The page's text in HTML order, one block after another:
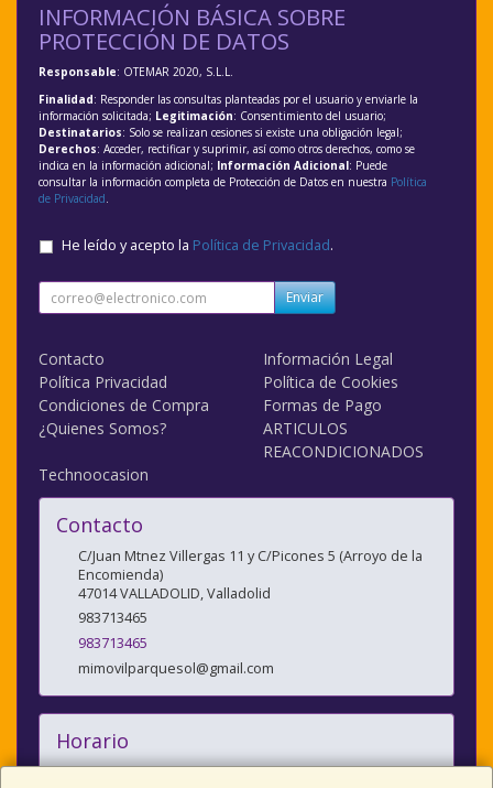
INFORMACIÓN BÁSICA SOBRE
PROTECCIÓN DE DATOS
Responsable: OTEMAR 2020, S.L.L.
Finalidad: Responder las consultas planteadas por el usuario y enviarle la
información solicitada; Legitimación: Consentimiento del usuario;
Destinatarios: Solo se realizan cesiones si existe una obligación legal;
Derechos: Acceder, rectificar y suprimir, así como otros derechos, como se
indica en la información adicional; Información Adicional: Puede
consultar la información completa de Protección de Datos en nuestra Política
de Privacidad.
He leído y acepto la Política de Privacidad.
Enviar
Contacto
Información Legal
Política Privacidad
Política de Cookies
Condiciones de Compra
Formas de Pago
¿Quienes Somos?
ARTICULOS
REACONDICIONADOS
Technoocasion
Contacto
C/Juan Mtnez Villergas 11 y C/Picones 5 (Arroyo de la
Encomienda)
47014VALLADOLID,Valladolid
983713465
983713465
mimovilparquesol@gmail.com
Horario
10:00/14:00 y 17:00/20:30